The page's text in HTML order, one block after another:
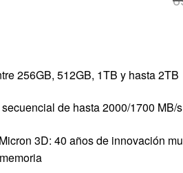
256GB, 512GB, 1TB y hasta 2TB
de hasta 2000/1700 MB/s
3D: 40 años de innovación